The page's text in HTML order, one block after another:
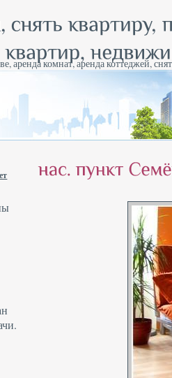
аренда комнат, аренда коттеджей,